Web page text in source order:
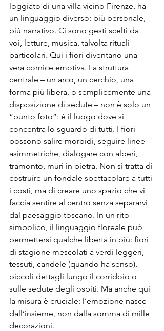
loggiato di una villa vicino Firenze, ha
un linguaggio diverso: più personale,
più narrativo. Ci sono gesti scelti da
voi, letture, musica, talvolta rituali
particolari. Qui i fiori diventano una
vera cornice emotiva. La struttura
centrale – un arco, un cerchio, una
forma più libera, o semplicemente una
disposizione di sedute – non è solo un
“punto foto”: è il luogo dove si
concentra lo sguardo di tutti. I fiori
possono salire morbidi, seguire linee
asimmetriche, dialogare con alberi,
tramonto, muri in pietra. Non si tratta di
costruire un fondale spettacolare a tutti
i costi, ma di creare uno spazio che vi
faccia sentire al centro senza separarvi
dal paesaggio toscano. In un rito
simbolico, il linguaggio floreale può
permettersi qualche libertà in più: fiori
di stagione mescolati a verdi leggeri,
tessuti, candele (quando ha senso),
piccoli dettagli lungo il corridoio o
sulle sedute degli ospiti. Ma anche qui
la misura è cruciale: l’emozione nasce
dall’insieme, non dalla somma di mille
decorazioni.